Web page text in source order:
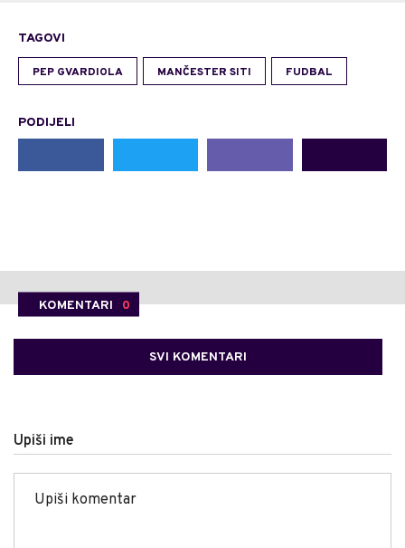
TAGOVI
PEP GVARDIOLA MANČESTER SITI FUDBAL
PODIJELI
KOMENTARI 0
SVI KOMENTARI
Upiši ime